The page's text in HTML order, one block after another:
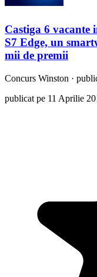
Castiga 6 vacante
S7 Edge, un
mii de premii
Concurs Winston ·
publicat pe 11 Aprilie